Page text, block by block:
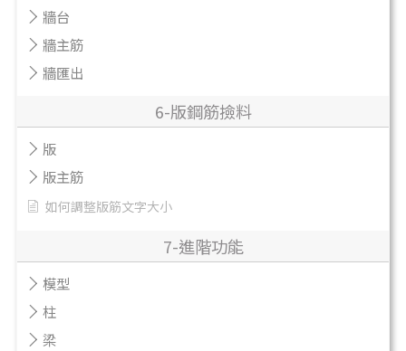
牆台
牆主筋
牆匯出
6-版鋼筋撿料
版
版主筋
如何調整版筋文字大小
7-進階功能
模型
柱
梁